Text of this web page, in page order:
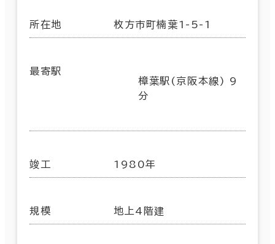
所在地 枚方市町楠葉1-5-1
最寄駅
樟葉駅(京阪本線) 9
分
竣工 1980年
規模 地上4階建